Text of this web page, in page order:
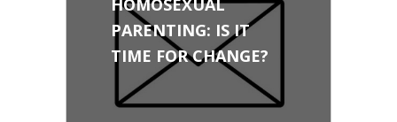
HOMOSEXUAL
PARENTING: IS IT
TIME FOR CHANGE?